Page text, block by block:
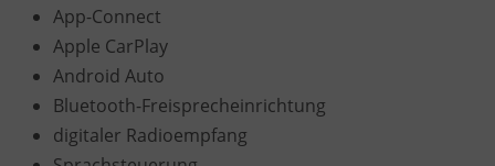
App-Connect
Apple CarPlay
Android Auto
Bluetooth-Freisprecheinrichtung
digitaler Radioempfang